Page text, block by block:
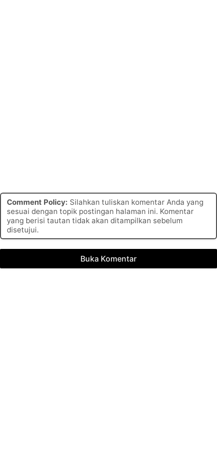
Comment Policy: Silahkan tuliskan komentar Anda yang
sesuai dengan topik postingan halaman ini. Komentar
yang berisi tautan tidak akan ditampilkan sebelum
disetujui.
Buka Komentar